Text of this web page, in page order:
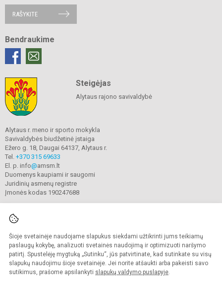
Šioje svetainėje naudojame slapukus siekdami užtikrinti jums teikiamų
paslaugų kokybę, analizuoti svetainės naudojimą ir optimizuoti naršymo
patirtį. Spustelėję mygtuką „Sutinku“, jūs patvirtinate, kad sutinkate su visų
slapukų naudojimu šioje svetainėje. Jei norite atšaukti arba pakeisti savo
sutikimus, prašome apsilankyti slapukų valdymo puslapyje.
RAŠYKITE
Bendraukime
Steigėjas
Alytaus rajono savivaldybė
Alytaus r. meno ir sporto mokykla
Savivaldybės biudžetinė įstaiga
Ežero g. 18, Daugai 64137, Alytaus r.
Tel. +370 315 69633
El. p. info@amsm.lt
Duomenys kaupiami ir saugomi
Juridinių asmenų registre
Įmonės kodas 190247688
© 2020. Alytaus r. meno ir sporto mokykla. Visos teisės saugomos.
Kopijuoti turinį be raštiško mokyklos sutikimo griežtai draudžiama.
Prieinamumo paraiška Slapukų valdymas
Sumanus būdas atnaujinti